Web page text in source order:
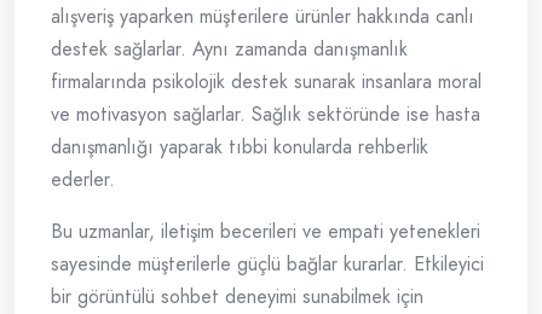
alışveriş yaparken müşterilere ürünler hakkında canlı
destek sağlarlar. Aynı zamanda danışmanlık
firmalarında psikolojik destek sunarak insanlara moral
ve motivasyon sağlarlar. Sağlık sektöründe ise hasta
danışmanlığı yaparak tıbbi konularda rehberlik
ederler.
Bu uzmanlar, iletişim becerileri ve empati yetenekleri
sayesinde müşterilerle güçlü bağlar kurarlar. Etkileyici
bir görüntülü sohbet deneyimi sunabilmek için